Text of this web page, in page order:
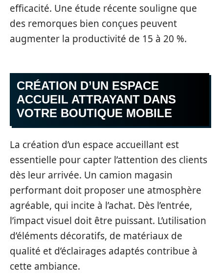
efficacité. Une étude récente souligne que
des remorques bien conçues peuvent
augmenter la productivité de 15 à 20 %.
CRÉATION D’UN ESPACE
ACCUEIL ATTRAYANT DANS
VOTRE BOUTIQUE MOBILE
La création d’un espace accueillant est
essentielle pour capter l’attention des clients
dès leur arrivée. Un camion magasin
performant doit proposer une atmosphère
agréable, qui incite à l’achat. Dès l’entrée,
l’impact visuel doit être puissant. L’utilisation
d’éléments décoratifs, de matériaux de
qualité et d’éclairages adaptés contribue à
cette ambiance.